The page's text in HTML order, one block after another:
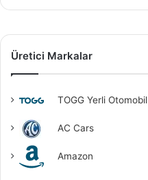
Üretici Markalar
TOGG Yerli Otomobil
AC Cars
Amazon